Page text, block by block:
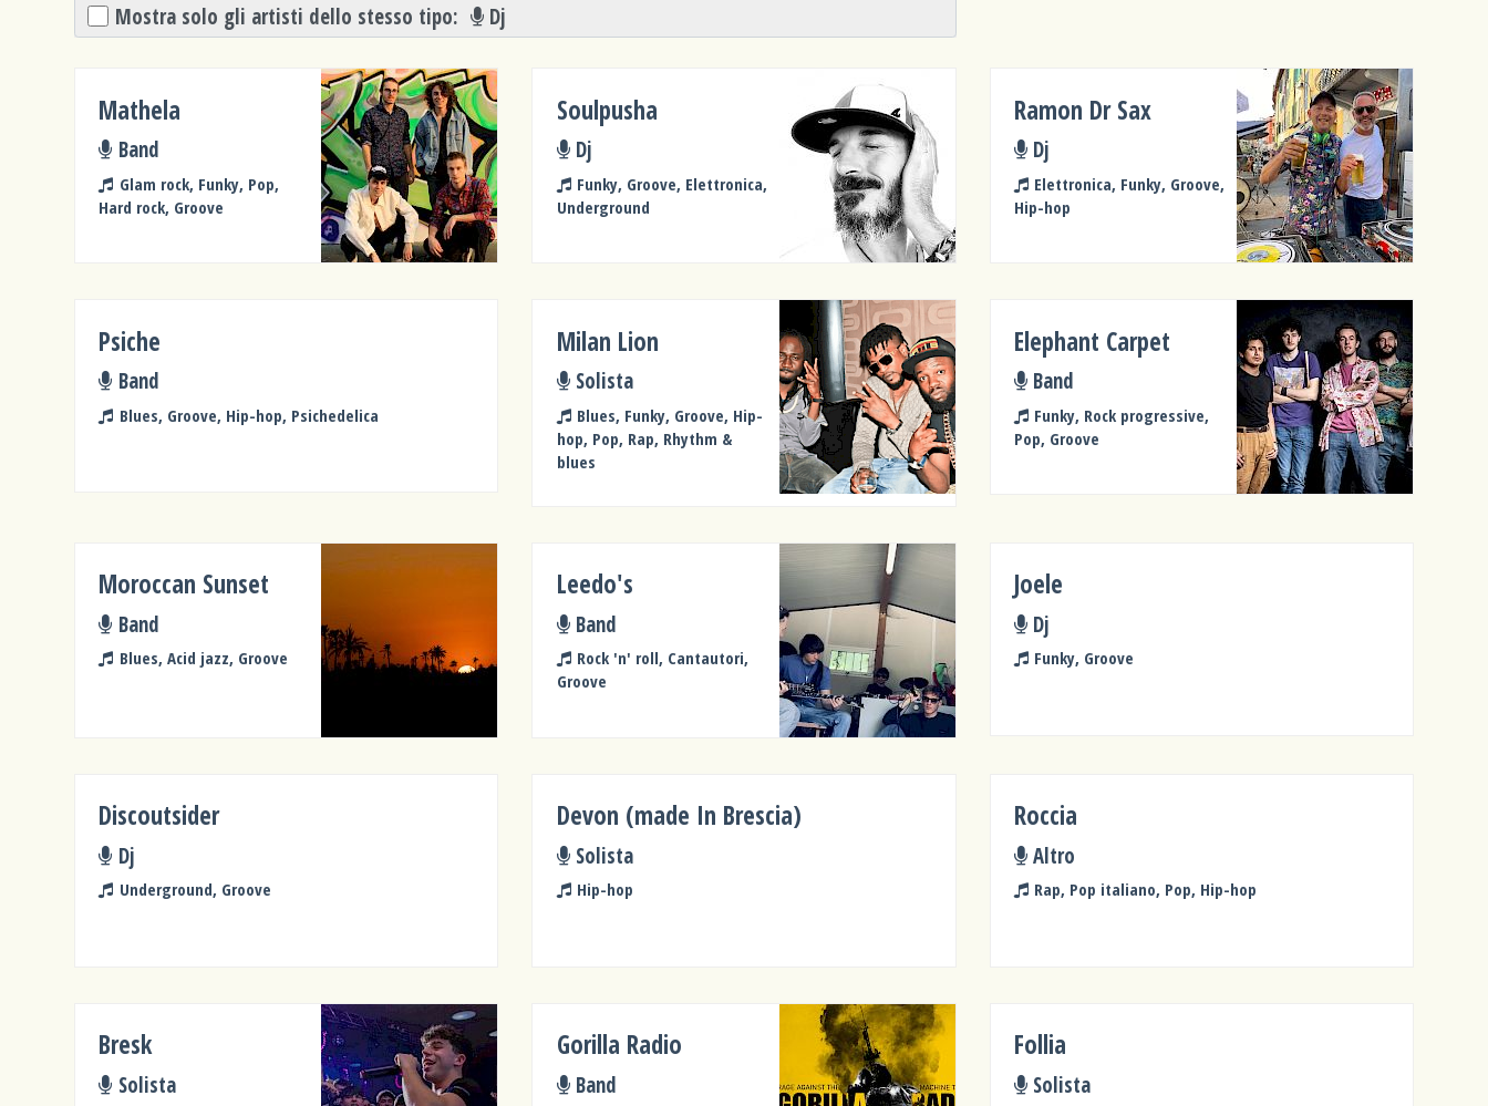
Mostra solo gli artisti dello stesso tipo: Dj
Mathela
Band
Glam rock, Funky, Pop,
Hard rock, Groove
Soulpusha
Dj
Funky, Groove, Elettronica,
Underground
Ramon Dr Sax
Dj
Elettronica, Funky, Groove,
Hip-hop
Psiche
Band
Blues, Groove, Hip-hop, Psichedelica
Milan Lion
Solista
Blues, Funky, Groove, Hip-
hop, Pop, Rap, Rhythm &
blues
Elephant Carpet
Band
Funky, Rock progressive,
Pop, Groove
Moroccan Sunset
Band
Blues, Acid jazz, Groove
Leedo's
Band
Rock 'n' roll, Cantautori,
Groove
Joele
Dj
Funky, Groove
Discoutsider
Dj
Underground, Groove
Devon (made In Brescia)
Solista
Hip-hop
Roccia
Altro
Rap, Pop italiano, Pop, Hip-hop
Bresk
Solista
Gorilla Radio
Band
Follia
Solista